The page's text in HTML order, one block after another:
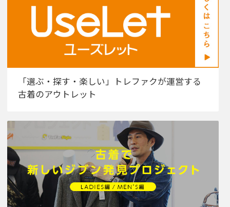
「選ぶ・探す・楽しい」トレファクが運営する
古着のアウトレット